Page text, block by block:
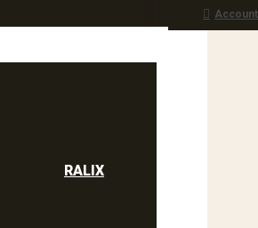
Account
RALIX